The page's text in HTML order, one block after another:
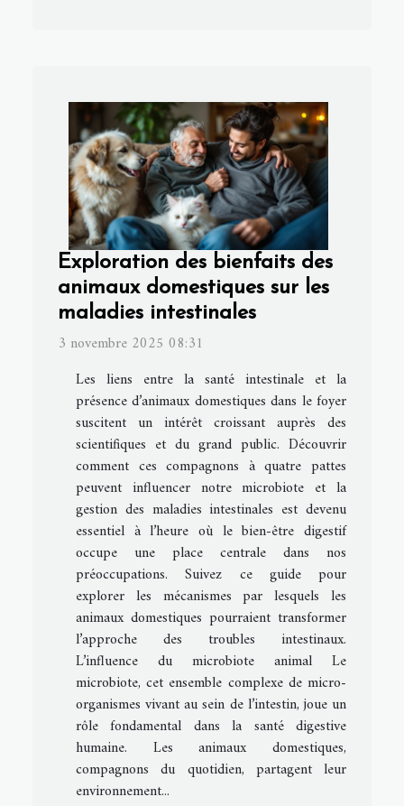
Exploration des bienfaits des
animaux domestiques sur les
maladies intestinales
3 novembre 2025 08:31
Les liens entre la santé intestinale et la
présence d’animaux domestiques dans le foyer
suscitent un intérêt croissant auprès des
scientifiques et du grand public. Découvrir
comment ces compagnons à quatre pattes
peuvent influencer notre microbiote et la
gestion des maladies intestinales est devenu
essentiel à l’heure où le bien-être digestif
occupe une place centrale dans nos
préoccupations. Suivez ce guide pour
explorer les mécanismes par lesquels les
animaux domestiques pourraient transformer
l’approche des troubles intestinaux.
L’influence du microbiote animal Le
microbiote, cet ensemble complexe de micro-
organismes vivant au sein de l’intestin, joue un
rôle fondamental dans la santé digestive
humaine. Les animaux domestiques,
compagnons du quotidien, partagent leur
environnement...